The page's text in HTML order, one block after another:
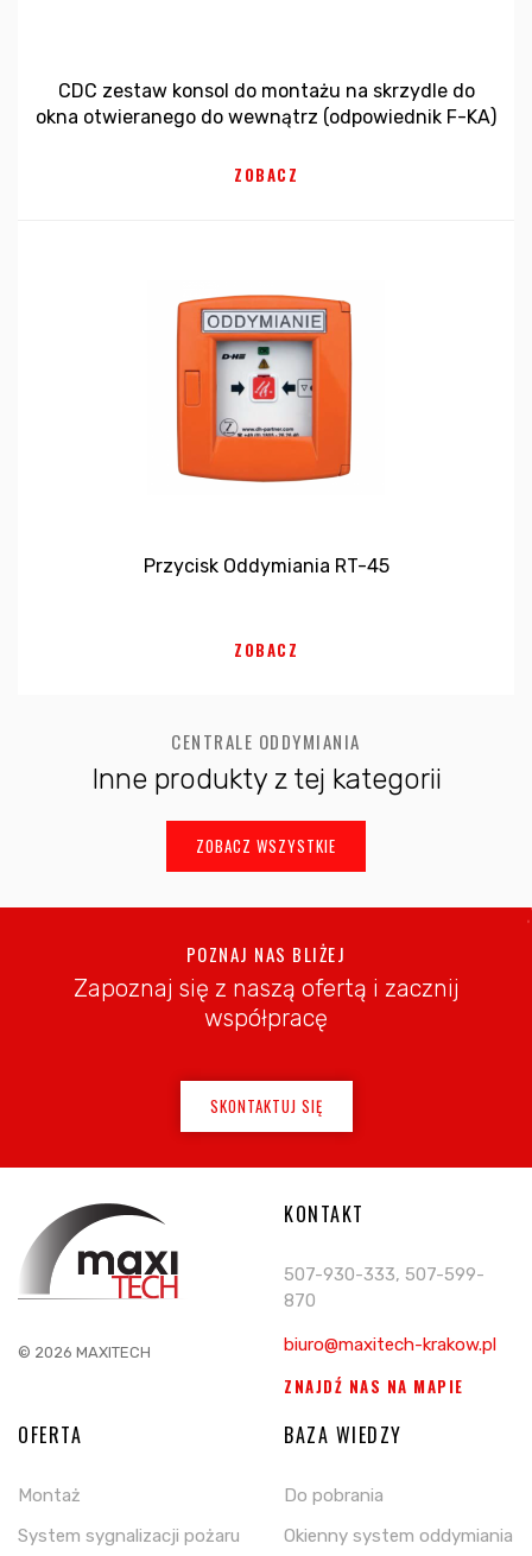
CENTRALE ODDYMIANIA
Inne produkty z tej kategorii
ZOBACZ WSZYSTKIE
CDC zestaw konsol do montażu na skrzydle do
okna otwieranego do wewnątrz (odpowiednik F-KA)
ZOBACZ
Przycisk Oddymiania RT-45
ZOBACZ
POZNAJ NAS BLIŻEJ
Zapoznaj się z naszą ofertą i zacznij
współpracę
SKONTAKTUJ SIĘ
© 2026 MAXITECH
OFERTA
Montaż
System sygnalizacji pożaru
BAZA WIEDZY
Do pobrania
Okienny system oddymiania
KONTAKT
507-930-333, 507-599-
870
biuro@maxitech-krakow.pl
ZNAJDŹ NAS NA MAPIE